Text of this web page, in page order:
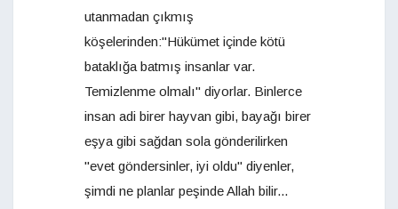
utanmadan çıkmış
köşelerinden:"Hükümet içinde kötü
bataklığa batmış insanlar var.
Temizlenme olmalı" diyorlar. Binlerce
insan adi birer hayvan gibi, bayağı birer
eşya gibi sağdan sola gönderilirken
"evet göndersinler, iyi oldu" diyenler,
şimdi ne planlar peşinde Allah bilir...